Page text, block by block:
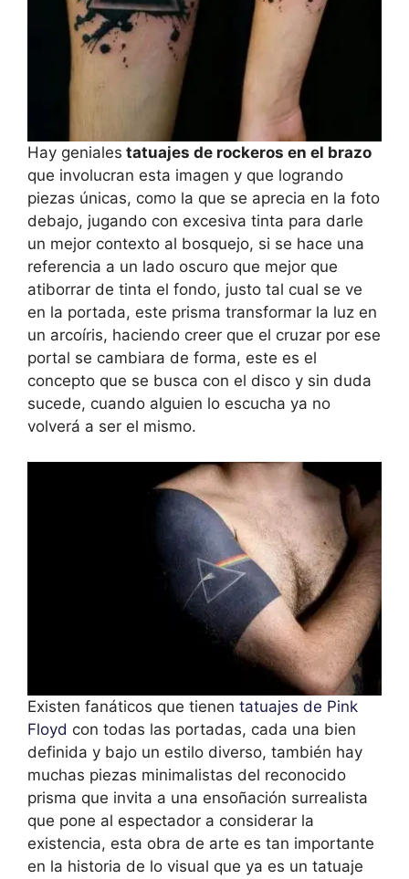
Hay geniales tatuajes de rockeros en el brazo
que involucran esta imagen y que logrando
piezas únicas, como la que se aprecia en la foto
debajo, jugando con excesiva tinta para darle
un mejor contexto al bosquejo, si se hace una
referencia a un lado oscuro que mejor que
atiborrar de tinta el fondo, justo tal cual se ve
en la portada, este prisma transformar la luz en
un arcoíris, haciendo creer que el cruzar por ese
portal se cambiara de forma, este es el
concepto que se busca con el disco y sin duda
sucede, cuando alguien lo escucha ya no
volverá a ser el mismo.
Existen fanáticos que tienen tatuajes de Pink
Floyd con todas las portadas, cada una bien
definida y bajo un estilo diverso, también hay
muchas piezas minimalistas del reconocido
prisma que invita a una ensoñación surrealista
que pone al espectador a considerar la
existencia, esta obra de arte es tan importante
en la historia de lo visual que ya es un tatuaje